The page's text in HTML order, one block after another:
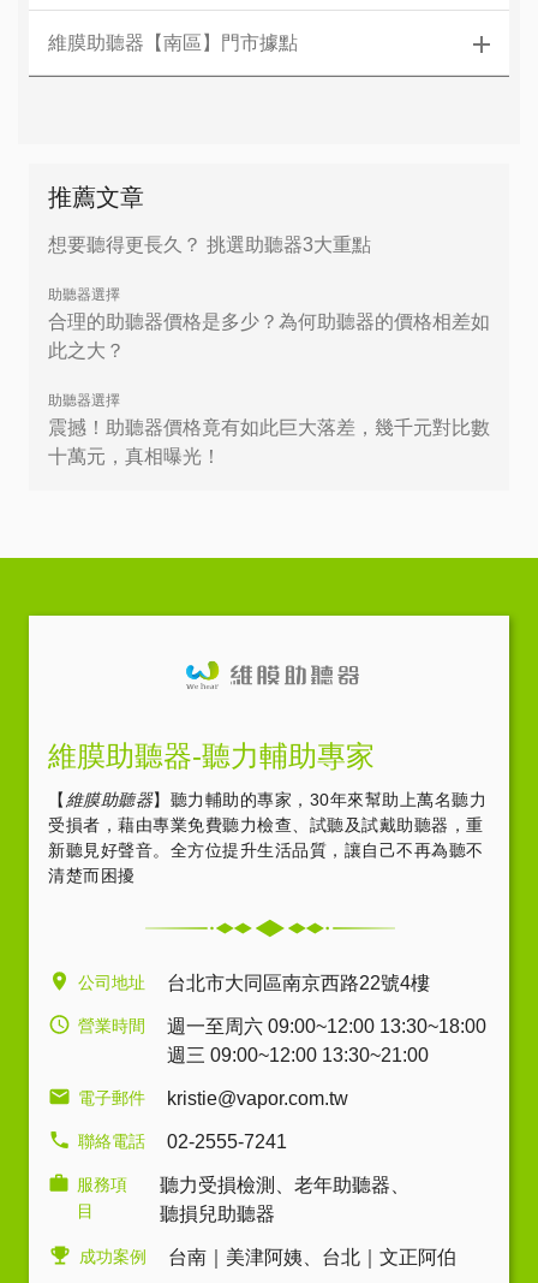
維膜助聽器【南區】門市據點
推薦文章
想要聽得更長久？ 挑選助聽器3大重點
助聽器選擇
合理的助聽器價格是多少？為何助聽器的價格相差如
此之大？
助聽器選擇
震撼！助聽器價格竟有如此巨大落差，幾千元對比數
十萬元，真相曝光！
維膜助聽器-聽力輔助專家
【維膜助聽器】聽力輔助的專家，30年來幫助上萬名聽力
受損者，藉由專業免費聽力檢查、試聽及試戴助聽器，重
新聽見好聲音。全方位提升生活品質，讓自己不再為聽不
清楚而困擾
公司地址 台北市大同區南京西路22號4樓
營業時間
週一至周六 09:00~12:00 13:30~18:00
週三 09:00~12:00 13:30~21:00
電子郵件 kristie@vapor.com.tw
聯絡電話 02-2555-7241
服務項
目
聽力受損檢測 老年助聽器
聽損兒助聽器
成功案例 台南｜美津阿姨 台北｜文正阿伯